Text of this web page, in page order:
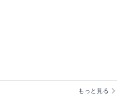
もっと見る